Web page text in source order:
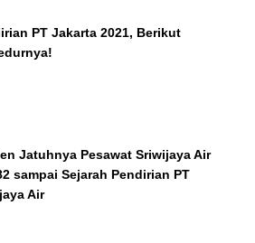
PT Jakarta 2021, Berikut
Jatuhnya Pesawat Sriwijaya Air
sampai Sejarah Pendirian PT
Air